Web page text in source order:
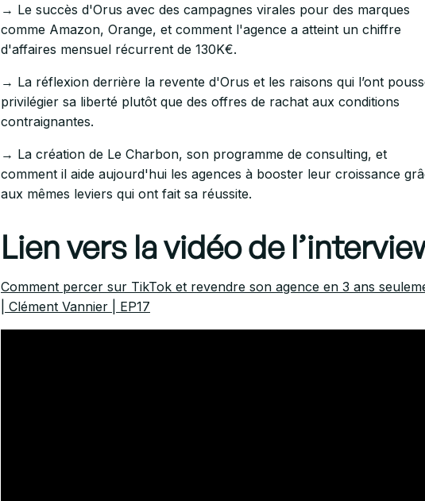
→ Le succès d'Orus avec des campagnes virales pour des marques
comme Amazon, Orange, et comment l'agence a atteint un chiffre
d'affaires mensuel récurrent de 130K€.
→ La réflexion derrière la revente d'Orus et les raisons qui l’ont
privilégier sa liberté plutôt que des offres de rachat aux conditions
contraignantes.
→ La création de Le Charbon, son programme de consulting, et
comment il aide aujourd'hui les agences à booster leur croissance
aux mêmes leviers qui ont fait sa réussite.
Lien vers la vidéo de
Comment percer sur TikTok et revendre son agence en 3 ans
| Clément Vannier | EP17